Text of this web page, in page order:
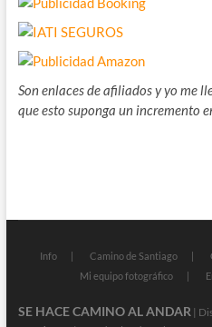
Son enlaces de afiliados y yo me
que esto suponga un incremento
Info Camino de Santiago
Mi equipo fotográfico
SE HACE CAMINO AL ANDAR|